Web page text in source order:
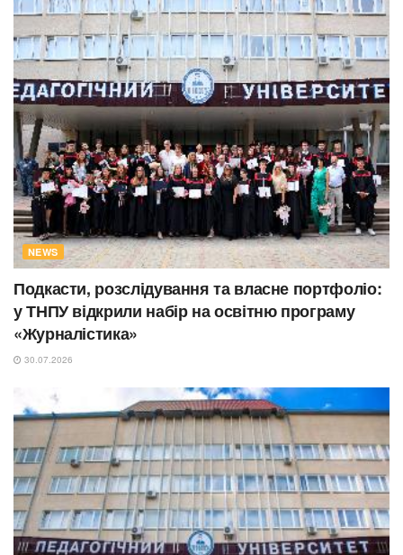
NEWS
Подкасти, розслідування та власне портфоліо:
у ТНПУ відкрили набір на освітню програму
«Журналістика»
30.07.2026